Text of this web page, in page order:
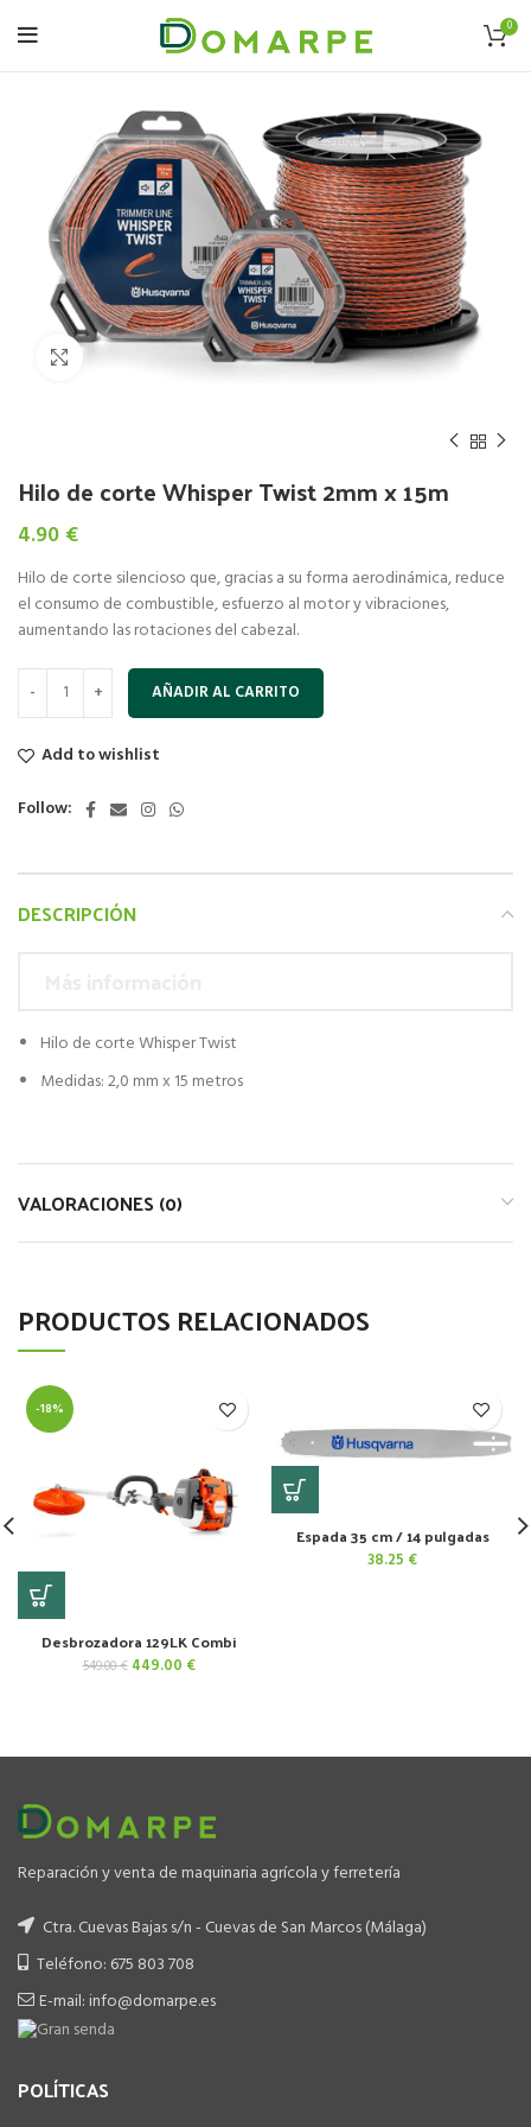
0
Click to enlarge
Hilo de corte Whisper Twist 2mm x 15m
4.90 €
Hilo de corte silencioso que, gracias a su forma aerodinámica, reduce
el consumo de combustible, esfuerzo al motor y vibraciones,
aumentando las rotaciones del cabezal.
AÑADIR AL CARRITO
Add to wishlist
Follow:
DESCRIPCIÓN
Hilo de corte Whisper Twist
Medidas: 2,0 mm x 15 metros
VALORACIONES (0)
PRODUCTOS RELACIONADOS
-18%
Desbrozadora 129LK Combi
549.00€ El
449.00 €El
Espada 35 cm / 14 pulgadas
38.25 €
Reparación y venta de maquinaria agrícola y ferretería
Ctra. Cuevas Bajas s/n - Cuevas de San Marcos (Málaga)
Teléfono: 675 803 708
E-mail: info@domarpe.es
POLÍTICAS